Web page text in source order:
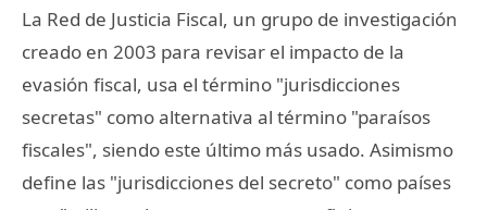
La Red de Justicia Fiscal, un grupo de investigación
creado en 2003 para revisar el impacto de la
evasión fiscal, usa el término "jurisdicciones
secretas" como alternativa al término "paraísos
fiscales", siendo este último más usado. Asimismo
define las "jurisdicciones del secreto" como países